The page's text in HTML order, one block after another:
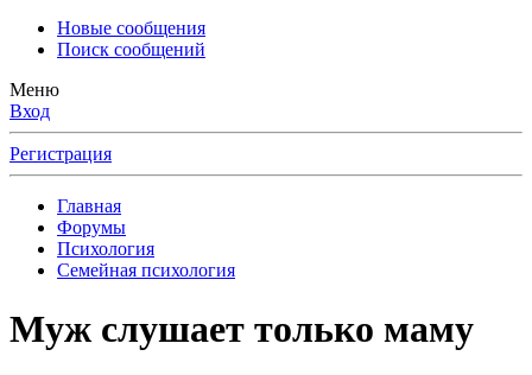
Новые сообщения
Поиск сообщений
Меню
Вход
Регистрация
Главная
Форумы
Психология
Семейная психология
Муж слушает только маму